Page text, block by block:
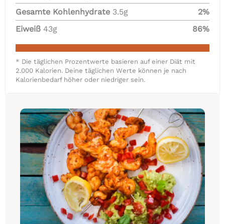
Gesamte Kohlenhydrate 3.5g 2%
Eiweiß 43g 86%
* Die täglichen Prozentwerte basieren auf einer Diät mit
2.000 Kalorien. Deine täglichen Werte können je nach
Kalorienbedarf höher oder niedriger sein.